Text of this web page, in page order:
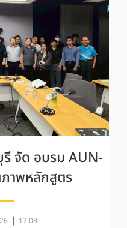
จัด อบรม AUN-
าพหลักสูตร
| 17:08